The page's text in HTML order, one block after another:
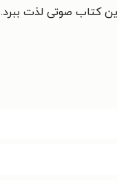
کتاب صوتی لذت ببرد.